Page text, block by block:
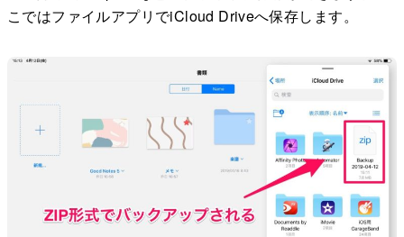
こではファイルアプリでiCloud Driveへ保存します。